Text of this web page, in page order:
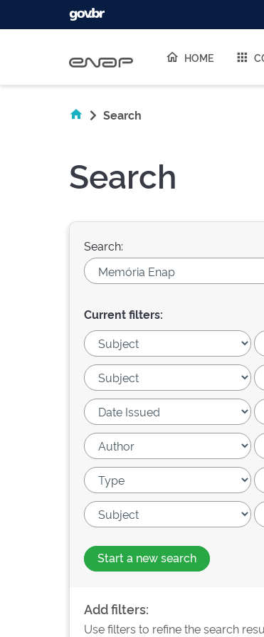
HOME
Search
Search
Search:
Current filters:
Start a new search
Add filters:
Use filters to refine the search